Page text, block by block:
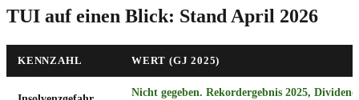
TUI auf einen Blick: Stand April 2026
KENNZAHL WERT (GJ 2025)
Nicht gegeben. Rekordergebnis 2025,